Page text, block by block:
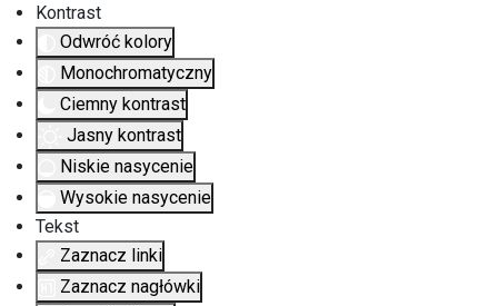
Kontrast
Odwróć kolory
Monochromatyczny
Ciemny kontrast
Jasny kontrast
Niskie nasycenie
Wysokie nasycenie
Tekst
Zaznacz linki
Zaznacz nagłówki